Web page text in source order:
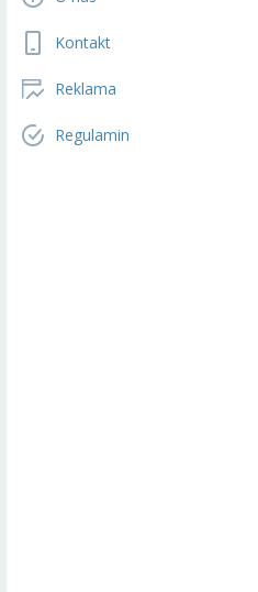
Kontakt
Reklama
Regulamin